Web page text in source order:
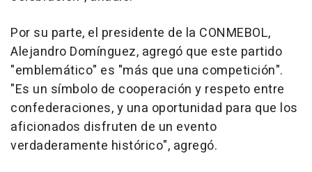
Por su parte, el presidente de la CONMEBOL,
Alejandro Domínguez, agregó que este partido
"emblemático" es "más que una competición".
"Es un símbolo de cooperación y respeto entre
confederaciones, y una oportunidad para que los
aficionados disfruten de un evento
verdaderamente histórico", agregó.